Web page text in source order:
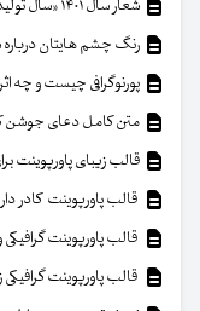
شعار سال ۱۴۰۱ «سال تولید، دانش‌بنیان و اشتغال‌آفرین»
رنگ چشم هایتان
پورنوگرافی چیست و چه
متن کامل دعای جوشن
قالب زیبای پاورپوینت
قالب پاورپوینت کادر دار
قالب پاورپوینت گرافیکی
قالب پاورپوینت گرافیکی